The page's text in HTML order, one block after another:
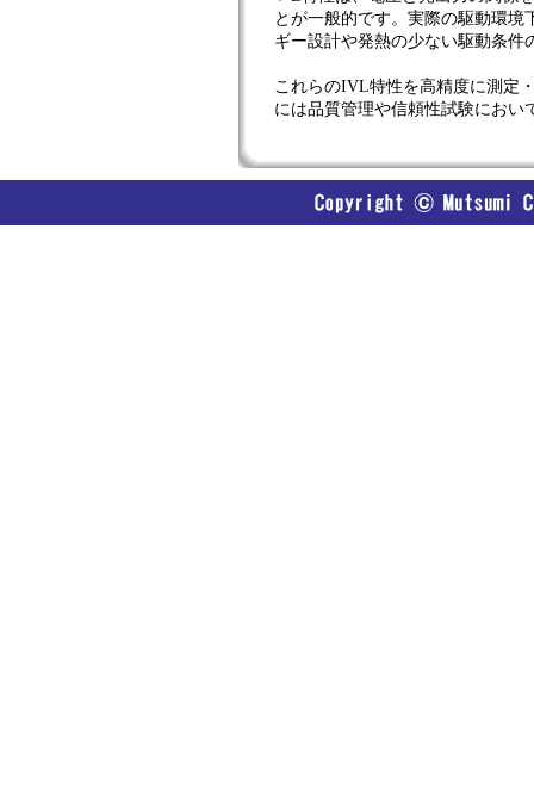
とが一般的です。実際の駆動環
ギー設計や発熱の少ない駆動条件
これらのIVL特性を高精度に測定
には品質管理や信頼性試験におい